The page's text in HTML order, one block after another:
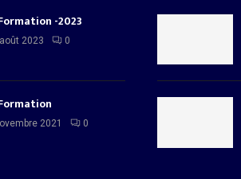
-2023
2023 0
2021 0